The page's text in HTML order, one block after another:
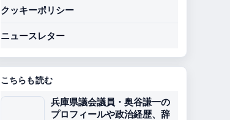
クッキーポリシー
ニュースレター
こちらも読む
兵庫県議会議員・奥谷謙一の
プロフィールや政治経歴、辞